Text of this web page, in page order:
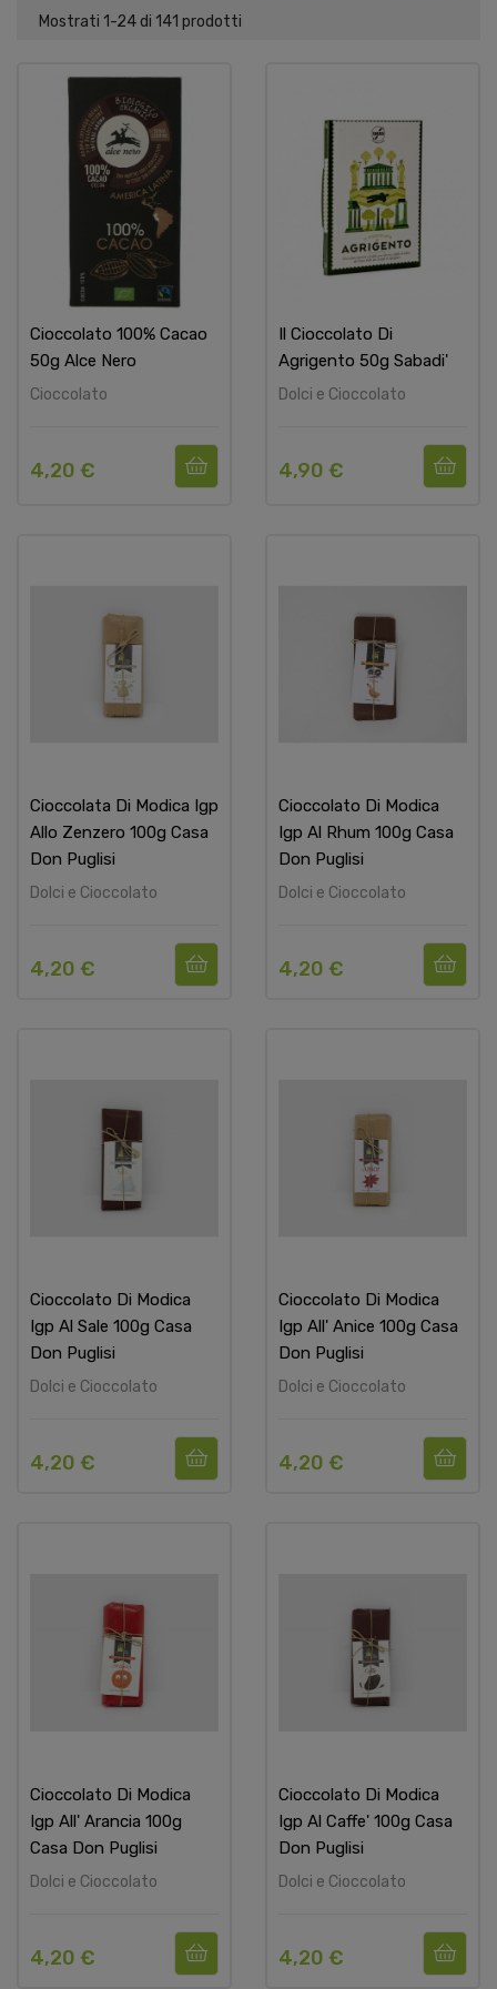
Mostrati 1-24 di 141 prodotti
Cioccolato 100% Cacao
50g Alce Nero
Cioccolato
4,20 €
Il Cioccolato Di
Agrigento 50g Sabadi'
Dolci e Cioccolato
4,90 €
Cioccolata Di Modica Igp
Allo Zenzero 100g Casa
Don Puglisi
Dolci e Cioccolato
4,20 €
Cioccolato Di Modica
Igp Al Rhum 100g Casa
Don Puglisi
Dolci e Cioccolato
4,20 €
Cioccolato Di Modica
Igp Al Sale 100g Casa
Don Puglisi
Dolci e Cioccolato
4,20 €
Cioccolato Di Modica
Igp All' Anice 100g Casa
Don Puglisi
Dolci e Cioccolato
4,20 €
Cioccolato Di Modica
Igp All' Arancia 100g
Casa Don Puglisi
Dolci e Cioccolato
4,20 €
Cioccolato Di Modica
Igp Al Caffe' 100g Casa
Don Puglisi
Dolci e Cioccolato
4,20 €